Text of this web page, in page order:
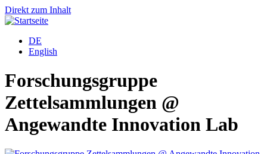
Direkt zum Inhalt
DE
English
Forschungsgruppe
Zettelsammlungen @
Angewandte Innovation Lab